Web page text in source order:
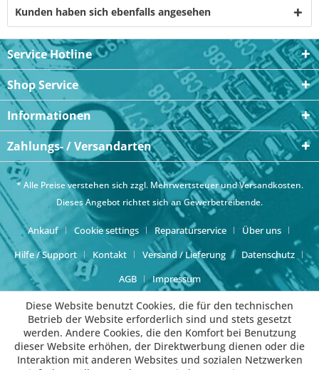
Kunden haben sich ebenfalls angesehen
Service Hotline
Shop Service
Informationen
Zahlungs- / Versandarten
* Alle Preise verstehen sich zzgl. Mehrwertsteuer undVersandkosten.
Dieses Angebot richtet sich an Gewerbetreibende.
Ankauf Cookie settings Reparaturservice
Über uns
Hilfe / Support
Kontakt Versand / Lieferung
Datenschutz
AGB
Impressum
Diese Website benutzt Cookies, die für den technischen
Betrieb der Website erforderlich sind und stets gesetzt
werden. Andere Cookies, die den Komfort bei Benutzung
dieser Website erhöhen, der Direktwerbung dienen oder die
Interaktion mit anderen Websites und sozialen Netzwerken